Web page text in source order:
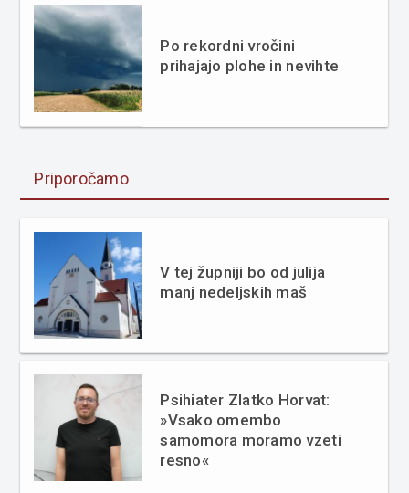
Po rekordni vročini
prihajajo plohe in nevihte
Priporočamo
V tej župniji bo od julija
manj nedeljskih maš
Psihiater Zlatko Horvat:
»Vsako omembo
samomora moramo vzeti
resno«